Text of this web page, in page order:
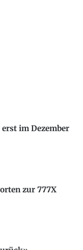
im Dezember
zur 777X